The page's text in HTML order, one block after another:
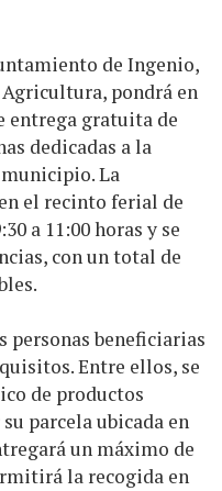
de Ingenio,
pondrá en
entrega gratuita de
dedicadas a la
La
el recinto ferial de
a 11:00 horas y se
con un total de
personas beneficiarias
Entre ellos, se
de productos
parcela ubicada en
un máximo de
la recogida en